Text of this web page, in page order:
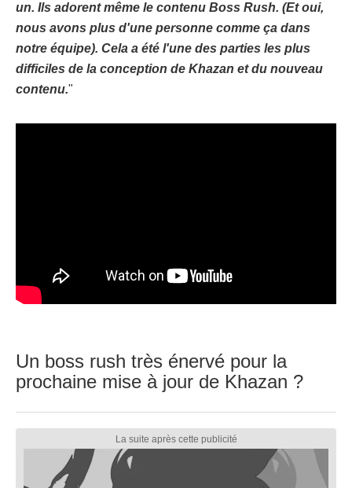
un. Ils adorent même le contenu Boss Rush. (Et oui,
nous avons plus d'une personne comme ça dans
notre équipe). Cela a été l'une des parties les plus
difficiles de la conception de Khazan et du nouveau
contenu."
Un boss rush très énervé pour la
prochaine mise à jour de Khazan ?